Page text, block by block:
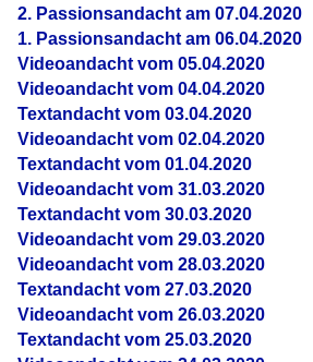
2. Passionsandacht am 07.04.2020
1. Passionsandacht am 06.04.2020
Videoandacht vom 05.04.2020
Videoandacht vom 04.04.2020
Textandacht vom 03.04.2020
Videoandacht vom 02.04.2020
Textandacht vom 01.04.2020
Videoandacht vom 31.03.2020
Textandacht vom 30.03.2020
Videoandacht vom 29.03.2020
Videoandacht vom 28.03.2020
Textandacht vom 27.03.2020
Videoandacht vom 26.03.2020
Textandacht vom 25.03.2020